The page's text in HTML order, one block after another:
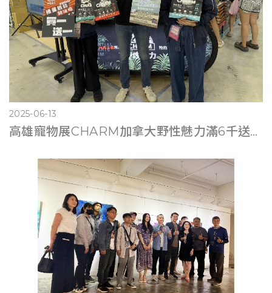
2025-06-13
高雄寵物展CHARM加拿大野性魅力滿6千送遊艇體驗